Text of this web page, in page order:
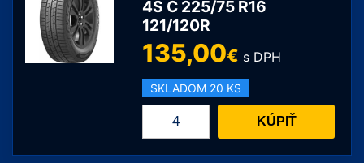
C
235/65
R16
121/119R
4S C 225/75 R16
121/120R
135,00€ s DPH
SKLADOM 20 KS
množstvo
LV71
KÚPIŤ